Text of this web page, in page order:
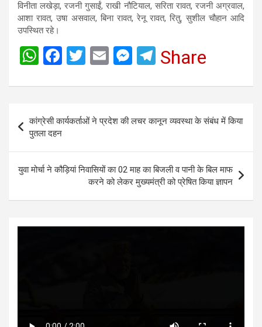
विनीता लखेड़ा, रजनी गुसाईं, राखी नौटियाल, सरिता रावत, रजनी अग्रवाल,
आशा रावत, उषा असवाल, बिना रावत, रेनू रावत, रितु, सुशील चौहान आदि
उपस्थित रहे।
W
at
s
A
p
p
F
ce
b
o
o
k
T
tt
er
E
ail
M
se
g
er
T
e
a
m
Share
Post
navigation
कांग्रेसी कार्यकर्ताओं ने प्रदेश की लचर कानून व्यवस्था के संबंध में किया
पुतला दहन
युवा मोर्चा ने कौड़ियां निवासियों का 02 माह का बिजली व पानी के बिल माफ
करने को लेकर मुख्यमंत्री को प्रेषित किया ज्ञापन